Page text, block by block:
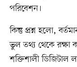
পরিবেশন।
কিন্তু প্রশ্ন হলো,
ভুল তথ্য থেকে রক্ষা
শক্তিশালী ডিজিটাল